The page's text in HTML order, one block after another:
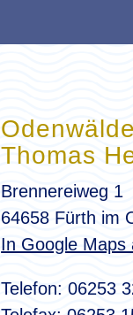
Thomas
Brennereiweg 1
64658 Fürth im
In Google Maps
Telefon: 06253